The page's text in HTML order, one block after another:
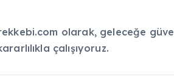
olarak, geleceğe
çalışıyoruz.